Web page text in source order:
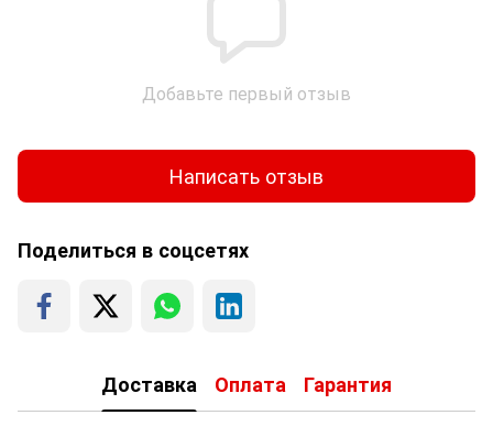
Добавьте первый отзыв
Написать отзыв
Поделиться в соцсетях
Доставка Оплата Гарантия